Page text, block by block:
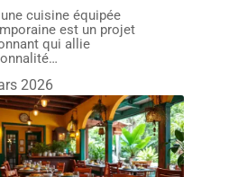
cuisine équipée
est un projet
qui allie
…
2026